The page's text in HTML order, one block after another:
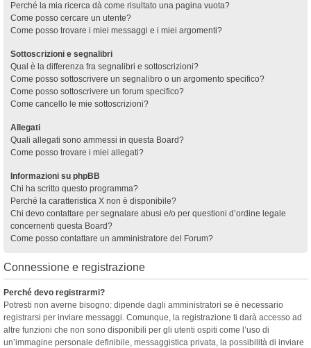
Perché la mia ricerca dà come risultato una pagina vuota?
Come posso cercare un utente?
Come posso trovare i miei messaggi e i miei argomenti?
Sottoscrizioni e segnalibri
Qual è la differenza fra segnalibri e sottoscrizioni?
Come posso sottoscrivere un segnalibro o un argomento specifico?
Come posso sottoscrivere un forum specifico?
Come cancello le mie sottoscrizioni?
Allegati
Quali allegati sono ammessi in questa Board?
Come posso trovare i miei allegati?
Informazioni su phpBB
Chi ha scritto questo programma?
Perché la caratteristica X non è disponibile?
Chi devo contattare per segnalare abusi e/o per questioni d’ordine legale
concernenti questa Board?
Come posso contattare un amministratore del Forum?
Connessione e registrazione
Perché devo registrarmi?
Potresti non averne bisogno: dipende dagli amministratori se è necessario
registrarsi per inviare messaggi. Comunque, la registrazione ti darà accesso ad
altre funzioni che non sono disponibili per gli utenti ospiti come l’uso di
un’immagine personale definibile, messaggistica privata, la possibilità di inviare